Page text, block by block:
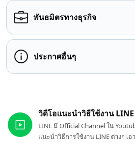
พันธมิตรทางธุรกิจ
ประกาศอื่นๆ
วิดีโอแนะนำวิธีใช้งาน LINE
LINE มี Official Channel ใน
แนะนำวิธีการใช้งาน LINE ต่างๆ เอ